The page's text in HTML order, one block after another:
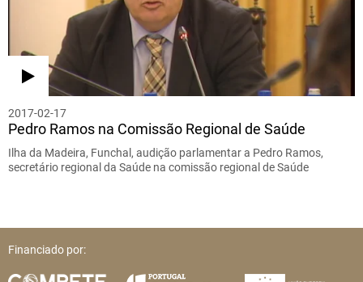
2017-02-17
Pedro Ramos na Comissão Regional de Saúde
Ilha da Madeira, Funchal, audição parlamentar a Pedro Ramos,
secretário regional da Saúde na comissão regional de Saúde
Financiado por: